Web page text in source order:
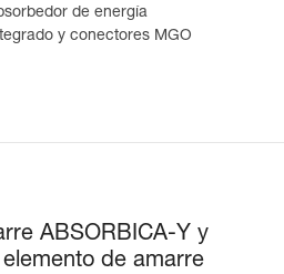
de energía
y conectores MGO
ABSORBICA-Y y
de amarre